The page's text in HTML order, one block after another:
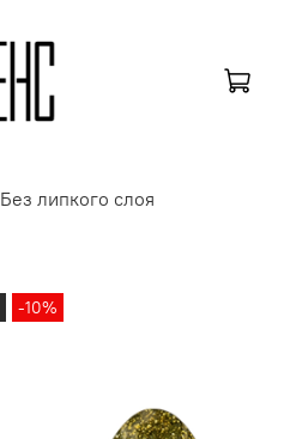
Без липкого слоя
-10%